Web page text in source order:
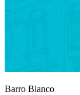
Barro Blanco